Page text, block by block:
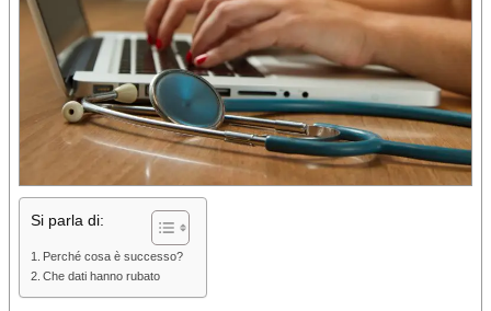
Si parla di:
Perché cosa è successo?
Che dati hanno rubato